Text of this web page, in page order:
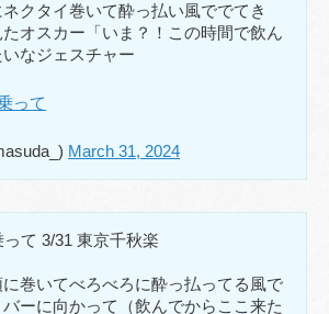
クタイ巻いて酔っ払い風ででてき
オスカー「いま？！この時間で飲ん
なジェスチャー
って
March 31, 2024
て 3/31 東京千秋楽
巻いてべろべろに酔っ払ってる風で
ーに向かって（飲んでからここ来た